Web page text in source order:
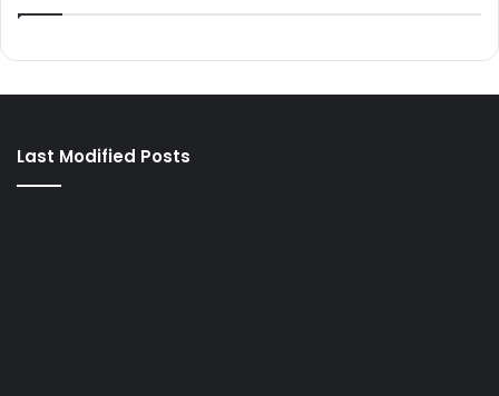
Last Modified Posts